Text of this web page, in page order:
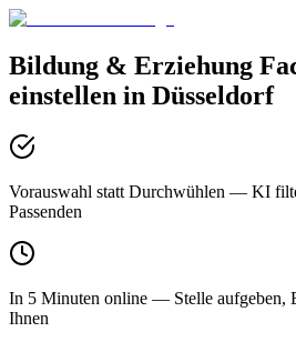
Bildung & Erziehung
einstellen in Düsseldorf
Vorauswahl statt Durchwühlen — KI
Passenden
In 5 Minuten online — Stelle aufgeben,
Ihnen